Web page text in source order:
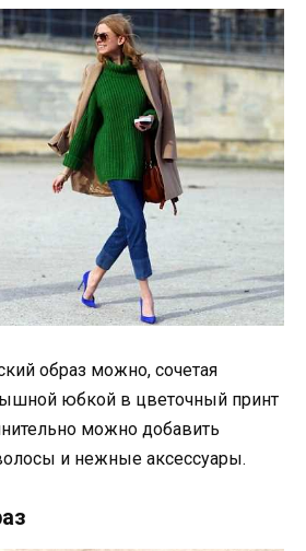
образ можно, сочетая
юбкой в цветочный принт
можно добавить
и нежные аксессуары.